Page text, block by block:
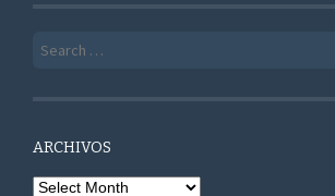
Search for:
ARCHIVOS
Archivos